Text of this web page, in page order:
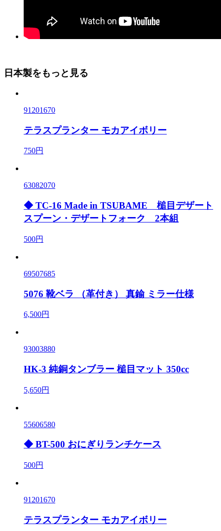
日本製をもっと見る
91201670
テラスプランター モカアイボリー
750円
63082070
◆ TC-16 Made in TSUBAME 槌目デザート
スプーン・デザートフォーク 2本組
500円
69507685
5076 靴ベラ （革付き） 真鍮 ミラー仕様
6,500円
93003880
HK-3 純銅タンブラー 槌目マット 350cc
5,650円
55606580
◆ BT-500 おにぎりランチケース
500円
91201670
テラスプランター モカアイボリー